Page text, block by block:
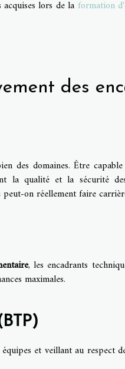
lors de la formation
des
des domaines. Être
la qualité et la sécurité
on réellement faire
, les encadrants
maximales.
et veillant au respect